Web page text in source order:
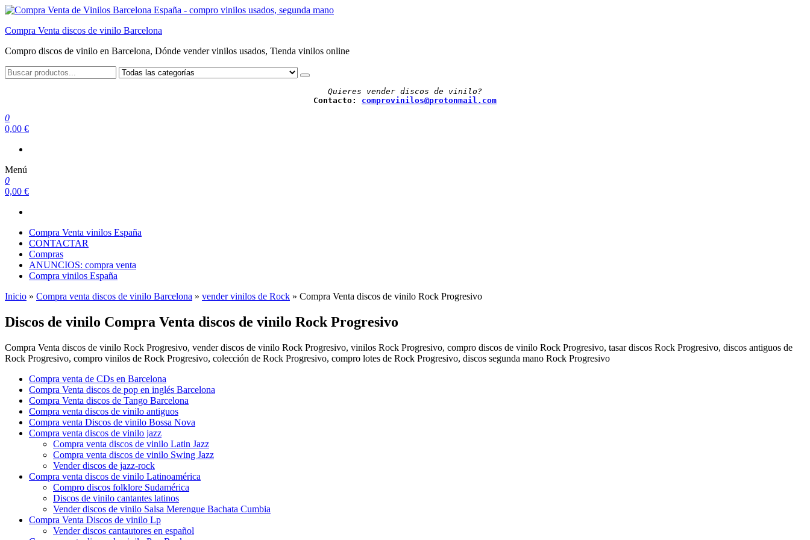
Saltar
contenido
Compra Venta discos de vinilo Barcelona
Compro discos de vinilo en Barcelona, Dónde vender vinilos usados, Tienda vinilos online
Quieres vender discos de vinilo?
Contacto: comprovinilos@protonmail.com
0
0,00 €
Menú
0
0,00 €
Compra Venta vinilos España
CONTACTAR
Compras
ANUNCIOS: compra venta
Compra vinilos España
Inicio » Compra venta discos de vinilo Barcelona » vender vinilos de Rock » Compra Venta discos de vinilo Rock Progresivo
Discos de vinilo Compra Venta discos de vinilo Rock Progresivo
Compra Venta discos de vinilo Rock Progresivo, vender discos de vinilo Rock Progresivo, vinilos Rock Progresivo, compro discos de vinilo Rock Progresivo, tasar discos Rock Progresivo, discos antiguos de
Rock Progresivo, compro vinilos de Rock Progresivo, colección de Rock Progresivo, compro lotes de Rock Progresivo, discos segunda mano Rock Progresivo
Compra venta de CDs en Barcelona
Compra Venta discos de pop en inglés Barcelona
Compra Venta discos de Tango Barcelona
Compra venta discos de vinilo antiguos
Compra venta Discos de vinilo Bossa Nova
Compra venta discos de vinilo jazz
Compra venta discos de vinilo Latin Jazz
Compra venta discos de vinilo Swing Jazz
Vender discos de jazz-rock
Compra venta discos de vinilo Latinoamérica
Compro discos folklore Sudamérica
Discos de vinilo cantantes latinos
Vender discos de vinilo Salsa Merengue Bachata Cumbia
Compra Venta Discos de vinilo Lp
Vender discos cantautores en español